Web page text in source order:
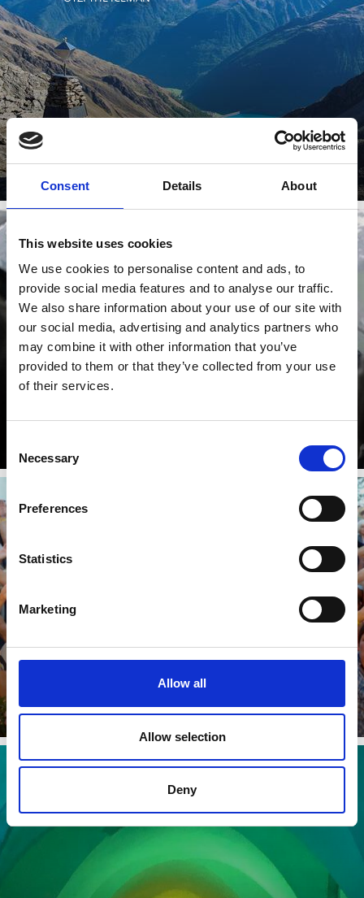
Consent Details About
This website uses cookies
We use cookies to personalise content and ads, to
provide social media features and to analyse our traffic.
We also share information about your use of our site with
our social media, advertising and analytics partners who
may combine it with other information that you’ve
provided to them or that they’ve collected from your use
of their services.
Selection
Necessary
Preferences
Statistics
Marketing
Allow all
Allow selection
Deny
SCHNALSYWOOD
Dowiedz się więcej
WYSTAWY SZTUKI